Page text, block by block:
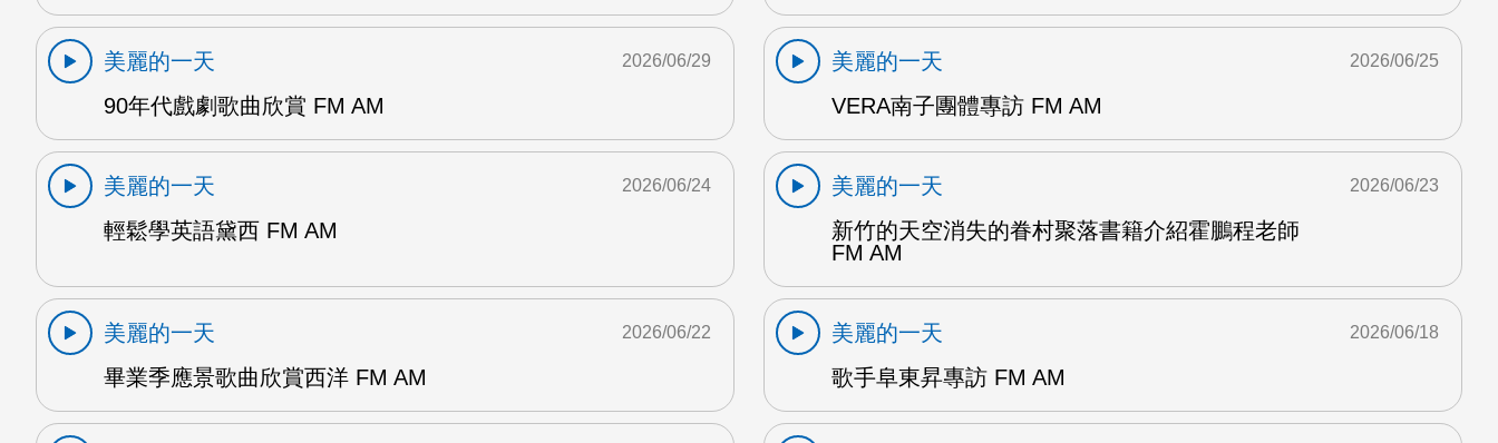
美麗的一天
90年代戲劇歌曲欣賞 FM AM
2026/06/29
美麗的一天
VERA南子團體專訪 FM AM
2026/06/25
美麗的一天
輕鬆學英語黛西 FM AM
2026/06/24
美麗的一天
新竹的天空消失的眷村聚落書籍介紹霍鵬程老師
FM AM
2026/06/23
美麗的一天
畢業季應景歌曲欣賞西洋 FM AM
2026/06/22
美麗的一天
歌手阜東昇專訪 FM AM
2026/06/18